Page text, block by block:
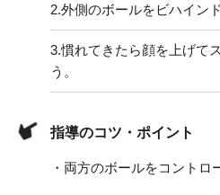
2.外側のボールをビハイン
3.慣れてきたら顔を上げて
う。
指導のコツ・ポイント
・両方のボールをコントロ